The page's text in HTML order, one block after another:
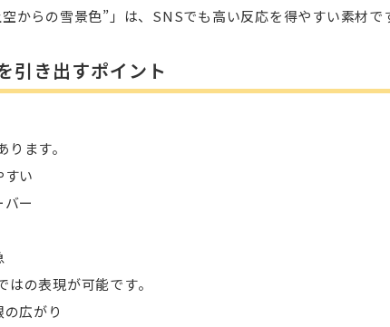
空からの雪景色”」は、SNSでも高い反応を得やすい素材で
引き出すポイント
ます。
すい
ー
の表現が可能です。
広がり